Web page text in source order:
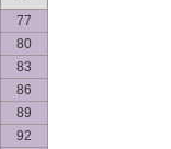
77
80
83
86
89
92